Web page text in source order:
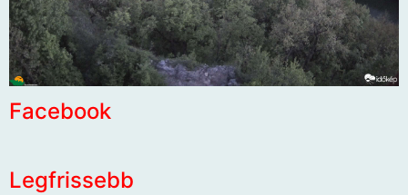
Facebook
Legfrissebb